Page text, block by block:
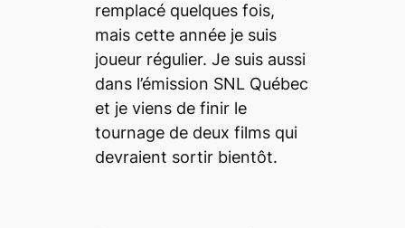
remplacé quelques fois,
mais cette année je suis
joueur régulier. Je suis aussi
dans l’émission SNL Québec
et je viens de finir le
tournage de deux films qui
devraient sortir bientôt.